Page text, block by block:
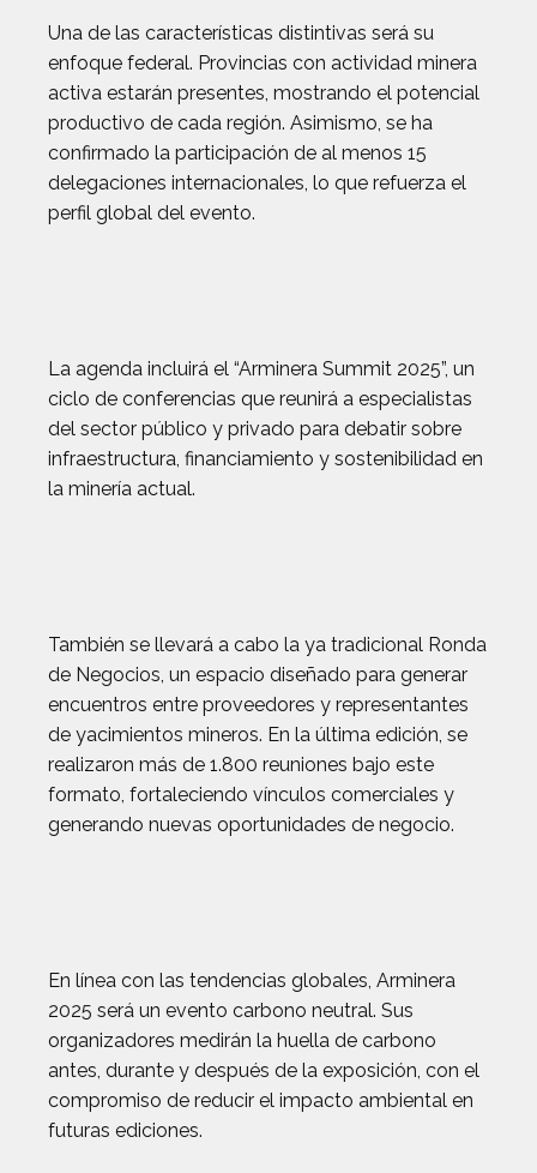
Una de las características distintivas será su
enfoque federal. Provincias con actividad minera
activa estarán presentes, mostrando el potencial
productivo de cada región. Asimismo, se ha
confirmado la participación de al menos 15
delegaciones internacionales, lo que refuerza el
perfil global del evento.
La agenda incluirá el “Arminera Summit 2025”, un
ciclo de conferencias que reunirá a especialistas
del sector público y privado para debatir sobre
infraestructura, financiamiento y sostenibilidad en
la minería actual.
También se llevará a cabo la ya tradicional Ronda
de Negocios, un espacio diseñado para generar
encuentros entre proveedores y representantes
de yacimientos mineros. En la última edición, se
realizaron más de 1.800 reuniones bajo este
formato, fortaleciendo vínculos comerciales y
generando nuevas oportunidades de negocio.
En línea con las tendencias globales, Arminera
2025 será un evento carbono neutral. Sus
organizadores medirán la huella de carbono
antes, durante y después de la exposición, con el
compromiso de reducir el impacto ambiental en
futuras ediciones.